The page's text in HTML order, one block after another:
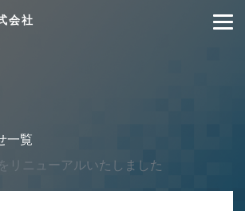
会社
一覧
リニューアルいたしました